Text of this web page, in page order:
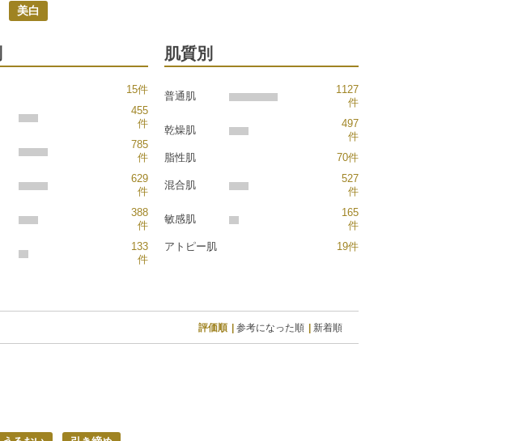
美白
15件
455
件
785
件
629
件
388
件
133
件
肌質別
普通肌
1127
件
乾燥肌
497
件
脂性肌
70件
混合肌
527
件
敏感肌
165
件
アトピー肌
19件
評価順 参考になった順 新着順